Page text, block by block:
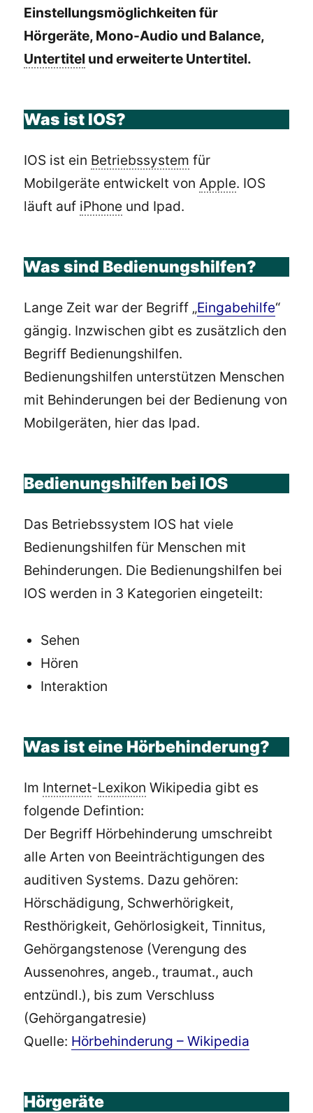
Einstellungsmöglichkeiten für
Hörgeräte, Mono-Audio und Balance,
Untertitel und erweiterte Untertitel.
Was ist IOS?
IOS ist ein Betriebssystem für
Mobilgeräte entwickelt vonApple. IOS
läuft auf iPhone und Ipad.
Was sind Bedienungshilfen?
Lange Zeit war der Begriff „Eingabehilfe“
gängig. Inzwischen gibt es zusätzlich den
Begriff Bedienungshilfen.
Bedienungshilfen unterstützen Menschen
mit Behinderungen bei der Bedienung von
Mobilgeräten, hier das Ipad.
Bedienungshilfen bei IOS
Das Betriebssystem IOS hat viele
Bedienungshilfen für Menschen mit
Behinderungen. Die Bedienungshilfen bei
IOS werden in 3 Kategorien eingeteilt:
Sehen
Hören
Interaktion
Was ist eine Hörbehinderung?
Im Internet-Lexikon Wikipedia gibt es
folgende Defintion:
Der Begriff Hörbehinderung umschreibt
alle Arten von Beeinträchtigungen des
auditiven Systems. Dazu gehören:
Hörschädigung, Schwerhörigkeit,
Resthörigkeit, Gehörlosigkeit, Tinnitus,
Gehörgangstenose (Verengung des
Aussenohres, angeb., traumat., auch
entzündl.), bis zum Verschluss
(Gehörgangatresie)
Quelle: Hörbehinderung – Wikipedia
Hörgeräte